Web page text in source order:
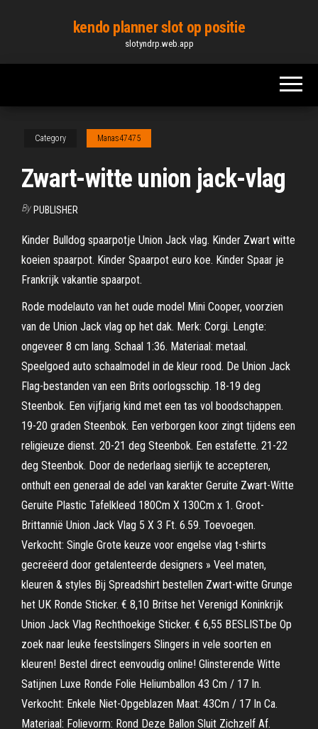
content
kendo planner slot op positie
slotyndrp.web.app
Category Manas47475
Zwart-witte union jack-vlag
By PUBLISHER
Kinder Bulldog spaarpotje Union Jack vlag. Kinder Zwart witte
koeien spaarpot. Kinder Spaarpot euro koe. Kinder Spaar je
Frankrijk vakantie spaarpot.
Rode modelauto van het oude model Mini Cooper, voorzien
van de Union Jack vlag op het dak. Merk: Corgi. Lengte:
ongeveer 8 cm lang. Schaal 1:36. Materiaal: metaal.
Speelgoed auto schaalmodel in de kleur rood. De Union Jack
Flag-bestanden van een Brits oorlogsschip. 18-19 deg
Steenbok. Een vijfjarig kind met een tas vol boodschappen.
19-20 graden Steenbok. Een verborgen koor zingt tijdens een
religieuze dienst. 20-21 deg Steenbok. Een estafette. 21-22
deg Steenbok. Door de nederlaag sierlijk te accepteren,
onthult een generaal de adel van karakter Geruite Zwart-Witte
Geruite Plastic Tafelkleed 180Cm X 130Cm x 1. Groot-
Brittannië Union Jack Vlag 5 X 3 Ft. 6.59. Toevoegen.
Verkocht: Single Grote keuze voor engelse vlag t-shirts
gecreëerd door getalenteerde designers » Veel maten,
kleuren & styles Bij Spreadshirt bestellen Zwart-witte Grunge
het UK Ronde Sticker. € 8,10 Britse het Verenigd Koninkrijk
Union Jack Vlag Rechthoekige Sticker. € 6,55 BESLIST.be Op
zoek naar leuke feestslingers Slingers in vele soorten en
kleuren! Bestel direct eenvoudig online! Glinsterende Witte
Satijnen Luxe Ronde Folie Heliumballon 43 Cm / 17 In.
Verkocht: Enkele Niet-Opgeblazen Maat: 43Cm / 17 In Ca.
Materiaal: Folievorm: Rond Deze Ballon Sluit Zichzelf Af.